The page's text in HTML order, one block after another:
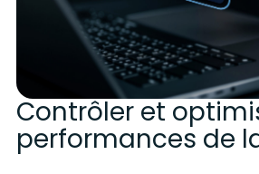
Contrôler et
performances de